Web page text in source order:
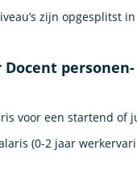
zijn opgesplitst
Docent
voor een startend of
(0-2 jaar